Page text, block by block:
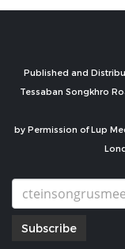
Published and
Tessaban Songkhro
by Permission of Lup
Subscribe